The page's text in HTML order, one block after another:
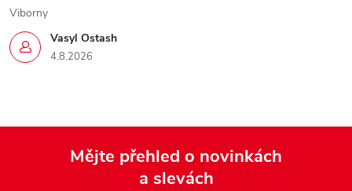
Vasyl Ostash
4.8.2026
Viborny
Mějte přehled o novinkách
a slevách